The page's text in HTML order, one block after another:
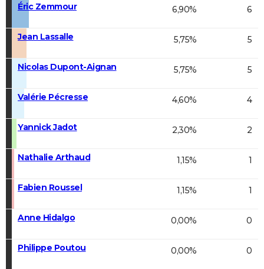
Éric Zemmour 6,90% 6
Jean Lassalle 5,75% 5
Nicolas Dupont-Aignan 5,75% 5
Valérie Pécresse 4,60% 4
Yannick Jadot 2,30% 2
Nathalie Arthaud 1,15% 1
Fabien Roussel 1,15% 1
Anne Hidalgo 0,00% 0
Philippe Poutou 0,00% 0